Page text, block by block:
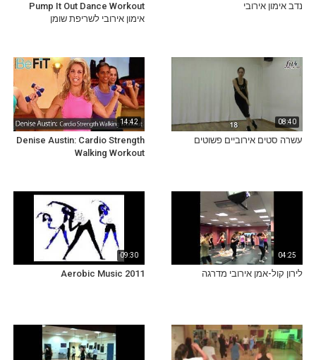
נדב אימון אירובי
Pump It Out Dance Workout
אימון אירובי לשריפת שומן
08:40
עשרה סטים אירוביים פשוטים
14:42
Denise Austin: Cardio Strength
Walking Workout
04:25
לירון קול-אמן אירובי מדרגה
09:30
Aerobic Music 2011